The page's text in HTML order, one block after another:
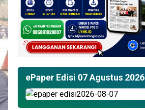
ePaper Edisi 07 Agustus 2026